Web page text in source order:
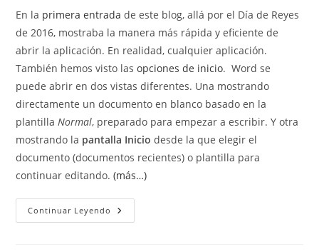
entrada:
entrada:
En la primera entrada de este blog, allá por el Día de Reyes
de 2016, mostraba la manera más rápida y eficiente de
abrir la aplicación. En realidad, cualquier aplicación.
También hemos visto lasopciones de inicio. Word se
puede abrir en dos vistas diferentes. Una mostrando
directamente un documento en blanco basado en la
plantillaNormal, preparado para empezar a escribir. Y otra
mostrando la pantalla Inicio desde la que elegir el
documento (documentos recientes) o plantilla para
continuar editando.(más…)
Continuar Leyendo Mostrar
Este